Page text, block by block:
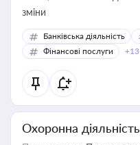
зміни
Банківська діяльність
Фінансові послуги
+13
Охоронна діяльність